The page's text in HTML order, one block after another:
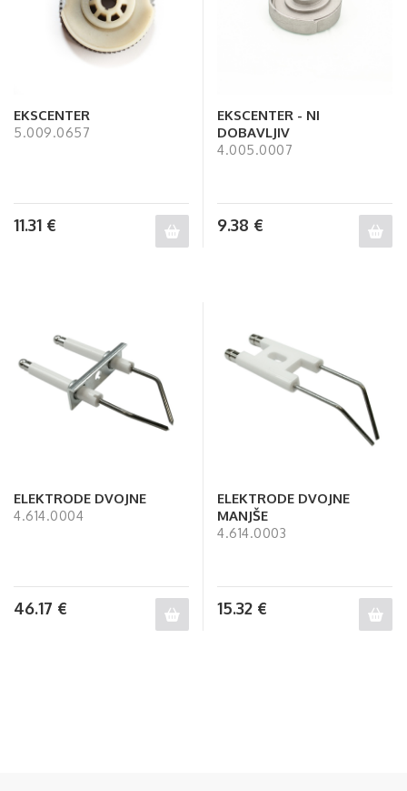
EKSCENTER
5.009.0657
11.31 €
EKSCENTER - NI
DOBAVLJIV
4.005.0007
9.38 €
ELEKTRODE DVOJNE
4.614.0004
46.17 €
ELEKTRODE DVOJNE
MANJŠE
4.614.0003
15.32 €